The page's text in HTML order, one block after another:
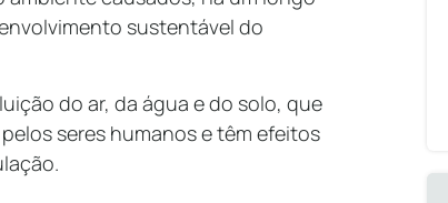
sustentável do
do ar, da água e do solo, que
seres humanos e têm efeitos